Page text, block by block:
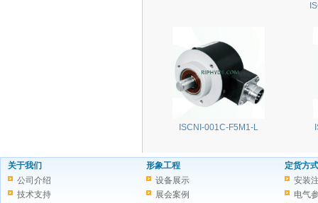
ISCNI-001C-F5M1-L
关于我们
公司介绍
技术支持
形象工程
设备展示
展会案例
定货方式
安装
电气